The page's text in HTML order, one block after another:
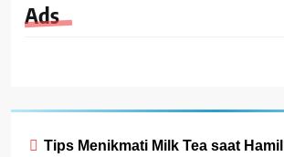
Ads
Tips Menikmati Milk Tea saat Hamil